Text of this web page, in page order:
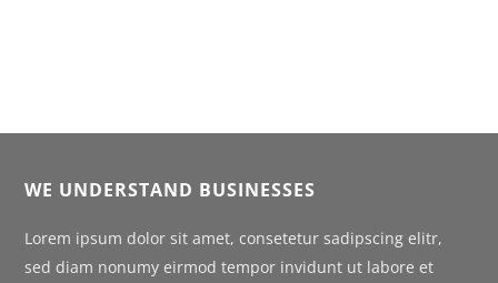
WE UNDERSTAND BUSINESSES
Lorem ipsum dolor sit amet, consetetur sadipscing elitr,
sed diam nonumy eirmod tempor invidunt ut labore et